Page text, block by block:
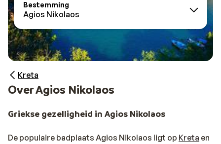
Bestemming
Agios Nikolaos
Kreta
Over Agios Nikolaos
Griekse gezelligheid in Agios Nikolaos
De populaire badplaats Agios Nikolaos ligt op Kreta en